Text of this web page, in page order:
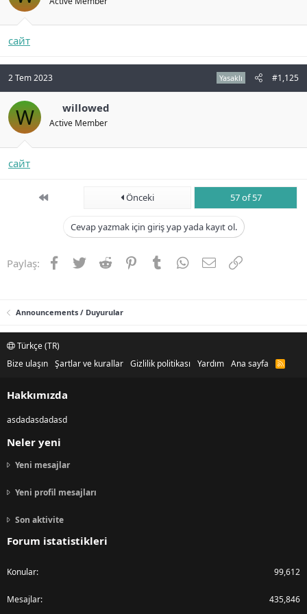
сайт
2 Tem 2023 Yasaklı #1,125
W willowed
Active Member
сайт
First Önceki 57 of 57
Cevap yazmak için giriş yap yada kayıt ol.
Paylaş: Facebook
TwitterReddit PinterestTumblrWhatsApp
E-postaLink
Announcements / Duyurular
Türkçe (TR)
Bize ulaşın Şartlar ve kurallar Gizlilik politikası Yardım Ana sayfa
R
S
Hakkımızda
asdadasdadasd
Neler yeni
Yeni mesajlar
Yeni profil mesajları
Son aktivite
Forum istatistikleri
Konular 99,612
Mesajlar 435,846